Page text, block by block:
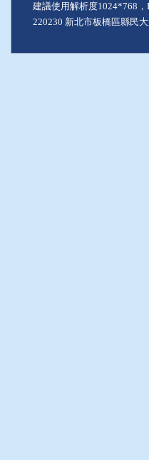
建議使用解析度1024*768
220230 新北市板橋區縣民